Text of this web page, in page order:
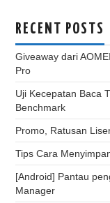
RECENT POSTS
Giveaway dari
Pro
Uji Kecepatan Baca
Benchmark
Promo, Ratusan
Tips Cara
[Android] Pantau
Manager